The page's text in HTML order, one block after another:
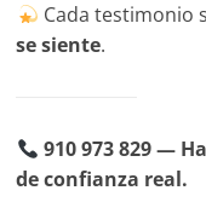
Cada testimonio
se siente.
910 973 829 —
de confianza real.